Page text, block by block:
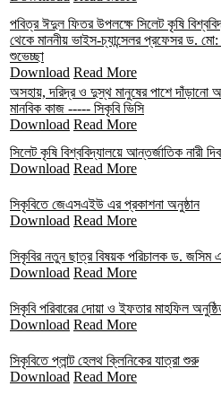
পবিত্র ঈদুল ফিতর উপলক্ষে সিলেট কৃষি
থেকে মাননীয় ভাইস-চ্যান্সেলর প্রফেসর ড.
শুভেচ্ছা
Download Read More
অসহায়, দরিদ্র ও দুস্থ মানুষের পাশে
মানবিক কাজ ----- সিকৃবি ভিসি
Download Read More
সিলেট কৃষি বিশ্ববিদ্যালয়ে আন্তর্জাতিক নারী
Download Read More
সিকৃবিতে জেএসএইউ এর প্রকাশনা অনুষ্ঠান
Download Read More
সিকৃবির নতুন ছাত্র বিষয়ক পরিচালক ড. জসিম
Download Read More
সিকৃবি পরিবারের দোয়া ও ইফতার মাহফিল
Download Read More
সিকৃবিতে প্লান্ট হেলথ ক্লিনিকের যাত্রা শুরু
Download Read More